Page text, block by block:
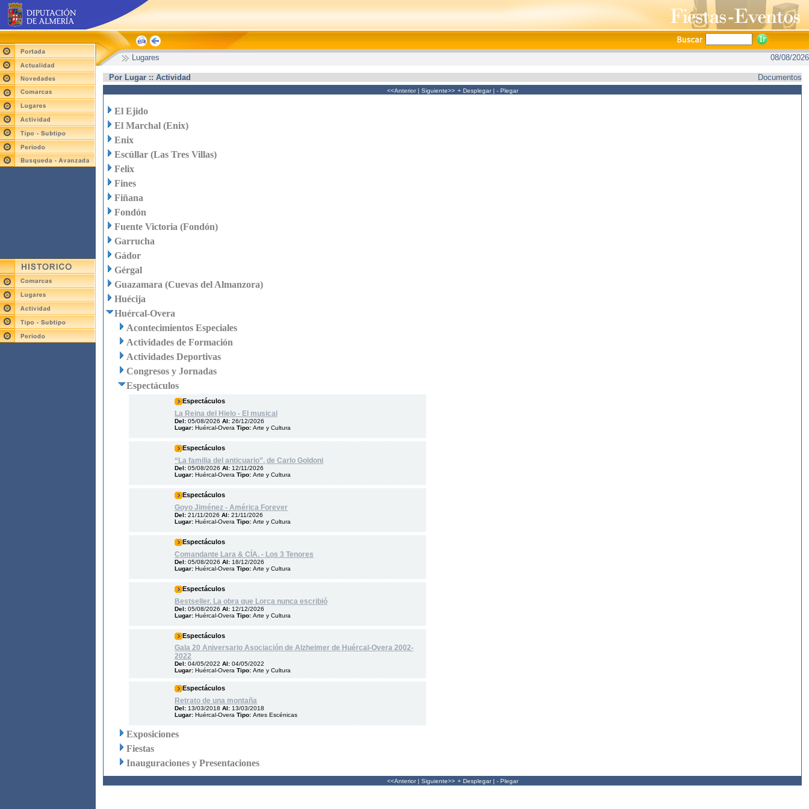
Lugares 08/08/2026
Por Lugar :: Actividad Documentos
<<Anterior| Siguiente>> + Desplegar| - Plegar
El Ejido
El Marchal (Enix)
Enix
Escúllar (Las Tres Villas)
Felix
Fines
Fiñana
Fondón
Fuente Victoria (Fondón)
Garrucha
Gádor
Gérgal
Guazamara (Cuevas del Almanzora)
Huécija
Huércal-Overa
Acontecimientos Especiales
Actividades de Formación
Actividades Deportivas
Congresos y Jornadas
Espectáculos
Espectáculos
La Reina del Hielo - El musical
Del: 05/08/2026 Al: 26/12/2026
Lugar: Huércal-Overa Tipo: Arte y Cultura
Espectáculos
“La familia del anticuario”, de Carlo Goldoni
Del: 05/08/2026 Al: 12/11/2026
Lugar: Huércal-Overa Tipo: Arte y Cultura
Espectáculos
Goyo Jiménez - América Forever
Del: 21/11/2026 Al: 21/11/2026
Lugar: Huércal-Overa Tipo: Arte y Cultura
Espectáculos
Comandante Lara & CÍA. - Los 3 Tenores
Del: 05/08/2026 Al: 18/12/2026
Lugar: Huércal-Overa Tipo: Arte y Cultura
Espectáculos
Bestseller. La obra que Lorca nunca escribió
Del: 05/08/2026 Al: 12/12/2026
Lugar: Huércal-Overa Tipo: Arte y Cultura
Espectáculos
Gala 20 Aniversario Asociación de Alzheimer de Huércal-Overa 2002-
2022
Del: 04/05/2022 Al: 04/05/2022
Lugar: Huércal-Overa Tipo: Arte y Cultura
Espectáculos
Retrato de una montaña
Del: 13/03/2018 Al: 13/03/2018
Lugar: Huércal-Overa Tipo: Artes Escénicas
Exposiciones
Fiestas
Inauguraciones y Presentaciones
<<Anterior| Siguiente>> + Desplegar| - Plegar